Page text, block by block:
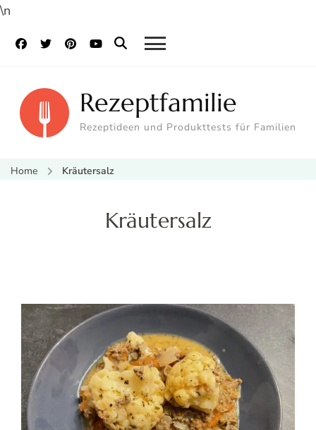
\n
Rezeptfamilie
Rezeptideen und Produkttests für Familien
Home Kräutersalz
Kräutersalz